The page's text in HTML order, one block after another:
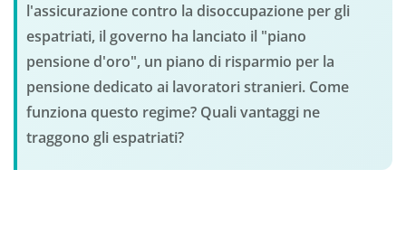
l'assicurazione contro la disoccupazione per gli
espatriati, il governo ha lanciato il "piano
pensione d'oro", un piano di risparmio per la
pensione dedicato ai lavoratori stranieri. Come
funziona questo regime? Quali vantaggi ne
traggono gli espatriati?